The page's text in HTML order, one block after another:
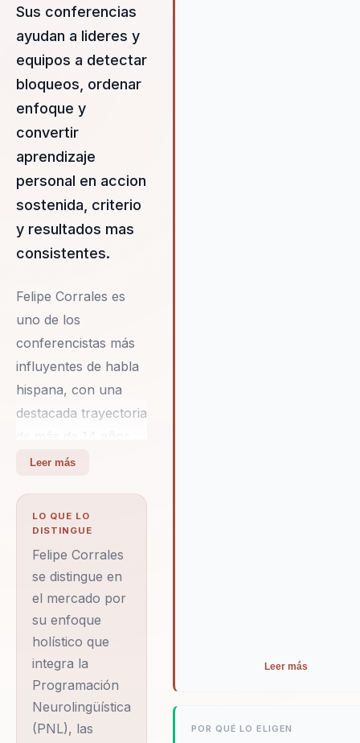
Sus conferencias
ayudan a lideres y
equipos a detectar
bloqueos, ordenar
enfoque y
convertir
aprendizaje
personal en accion
sostenida, criterio
y resultados mas
consistentes.
Felipe Corrales es
uno de los
conferencistas más
influyentes de habla
hispana, con una
destacada trayectoria
en el ámbito del
organizacional.
Como economista
formado en la
Universidad de
Montreal, Felipe ha
sabido integrar su
sólida base
académica con su
pasión por la
transformación
humana. Co-creador
Leer más
LO QUE LO
DISTINGUE
Felipe Corrales
se distingue en
el mercado por
su enfoque
holístico que
integra la
Programación
Neurolingüística
(PNL), las
Leer más
POR QUÉ LO ELIGEN